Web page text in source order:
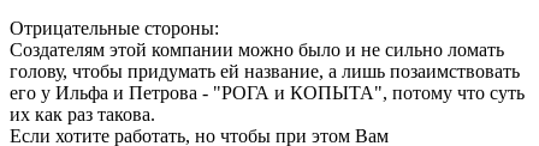
Отрицательные стороны:
Создателям этой компании можно было и не сильно ломать
голову, чтобы придумать ей название, а лишь позаимствовать
его у Ильфа и Петрова - "РОГА и КОПЫТА", потому что суть
их как раз такова.
Если хотите работать, но чтобы при этом Вам